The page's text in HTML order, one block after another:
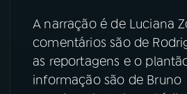
A narração é de Luciana
comentários são de
as reportagens e o
informação são de Bruno